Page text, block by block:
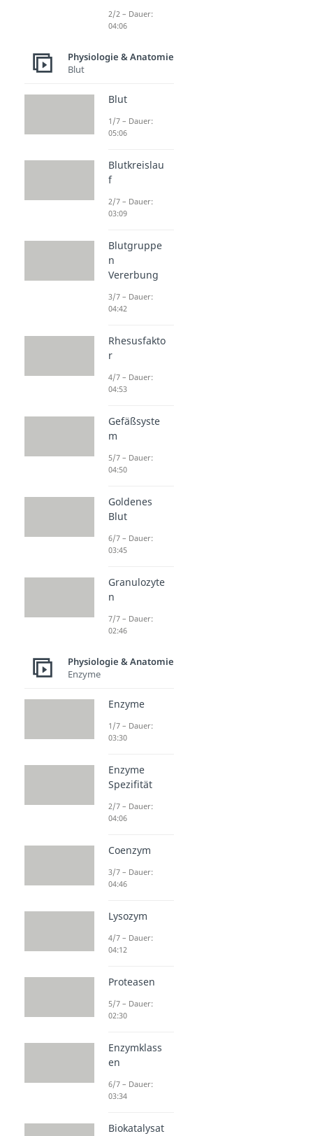
2/2 – Dauer:
04:06
Physiologie & Anatomie
Blut
Blut
1/7 – Dauer:
05:06
Blutkreislau
f
2/7 – Dauer:
03:09
Blutgruppe
n
Vererbung
3/7 – Dauer:
04:42
Rhesusfakto
r
4/7 – Dauer:
04:53
Gefäßsyste
m
5/7 – Dauer:
04:50
Goldenes
Blut
6/7 – Dauer:
03:45
Granulozyte
n
7/7 – Dauer:
02:46
Physiologie & Anatomie
Enzyme
Enzyme
1/7 – Dauer:
03:30
Enzyme
Spezifität
2/7 – Dauer:
04:06
Coenzym
3/7 – Dauer:
04:46
Lysozym
4/7 – Dauer:
04:12
Proteasen
5/7 – Dauer:
02:30
Enzymklass
en
6/7 – Dauer:
03:34
Biokatalysat